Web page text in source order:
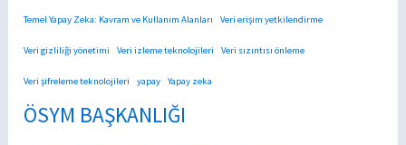
Temel Yapay Zeka: Kavram ve Kullanım Alanları Veri erişim yetkilendirme
Veri gizliliği yönetimi Veri izleme teknolojileri Veri sızıntısı önleme
Veri şifreleme teknolojileri yapay Yapay zeka
ÖSYM BAŞKANLIĞI